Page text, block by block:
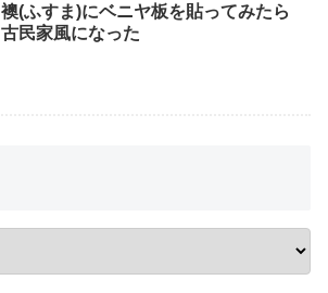
襖(ふすま)にベニヤ板を貼ってみたら
古民家風になった